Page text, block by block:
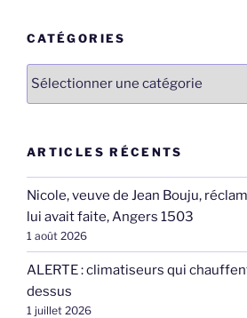
CATÉGORIES
Catégories
ARTICLES RÉCENTS
Nicole, veuve de Jean Bouju,
lui avait faite, Angers 1503
1 août 2026
ALERTE : climatiseurs qui
dessus
1 juillet 2026